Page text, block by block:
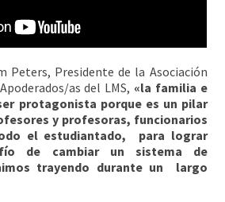
Peters, Presidente de la Asociación
as del LMS, «la familia e
protagonista porque es un pilar
y profesoras, funcionarios
el estudiantado, para lograr
de cambiar un sistema de
trayendo durante un largo